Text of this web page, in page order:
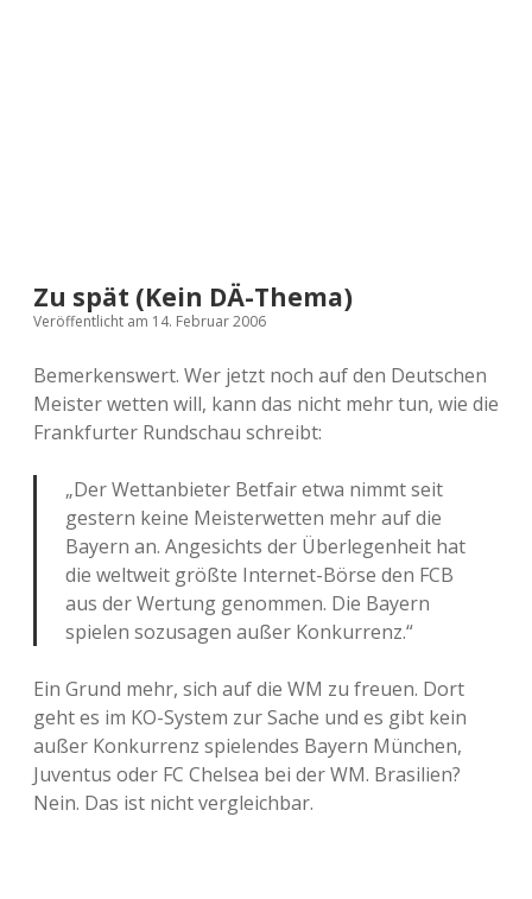
Zu spät (Kein DÄ-Thema)
Veröffentlicht am 14. Februar 2006
Bemerkenswert. Wer jetzt noch auf den Deutschen
Meister wetten will, kann das nicht mehr tun, wie die
Frankfurter Rundschau schreibt:
„Der Wettanbieter Betfair etwa nimmt seit
gestern keine Meisterwetten mehr auf die
Bayern an. Angesichts der Überlegenheit hat
die weltweit größte Internet-Börse den FCB
aus der Wertung genommen. Die Bayern
spielen sozusagen außer Konkurrenz.“
Ein Grund mehr, sich auf die WM zu freuen. Dort
geht es im KO-System zur Sache und es gibt kein
außer Konkurrenz spielendes Bayern München,
Juventus oder FC Chelsea bei der WM. Brasilien?
Nein. Das ist nicht vergleichbar.